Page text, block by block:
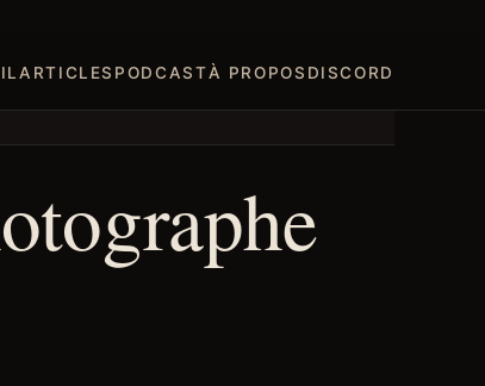
ARTICLES PODCASTÀ PROPOS DISCORD